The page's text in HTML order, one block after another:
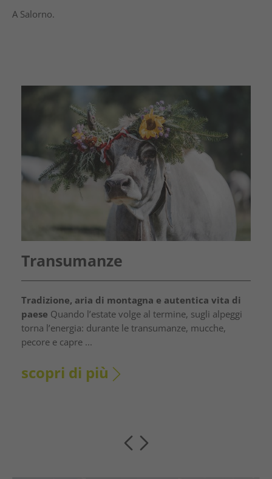
A Salorno.
Transumanze
Tradizione, aria di montagna e autentica vita di
paese Quando l’estate volge al termine, sugli alpeggi
torna l’energia: durante le transumanze, mucche,
pecore e capre ...
scopri di più